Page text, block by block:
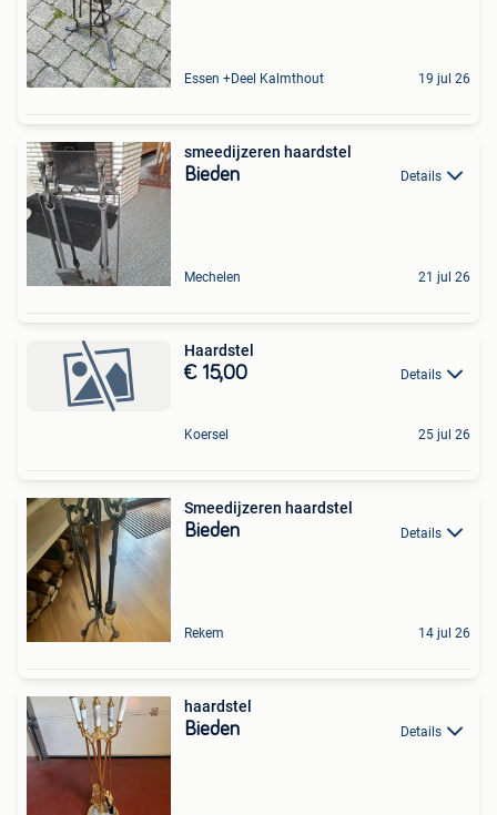
Essen +Deel Kalmthout 19 jul 26
smeedijzeren haardstel
Bieden Details
Mechelen 21 jul 26
Haardstel
€ 15,00 Details
Koersel 25 jul 26
Smeedijzeren haardstel
Bieden Details
Rekem 14 jul 26
haardstel
Bieden Details